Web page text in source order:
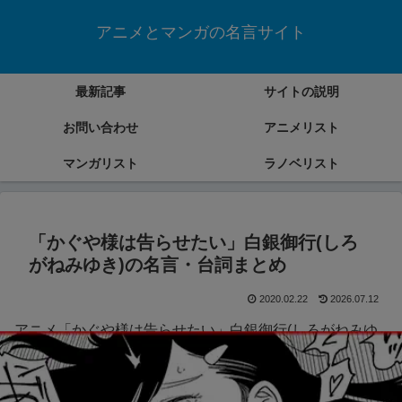
アニメとマンガの名言サイト
最新記事 サイトの説明
お問い合わせ アニメリスト
マンガリスト ラノベリスト
「かぐや様は告らせたい」白銀御行(しろ
がねみゆき)の名言・台詞まとめ
2020.02.22 2026.07.12
アニメ「かぐや様は告らせたい」白銀御行(しろがねみゆ
き)の名言・台詞をまとめていきます。